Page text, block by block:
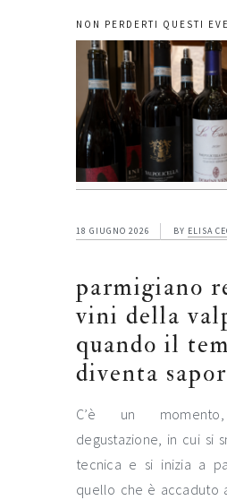
NON PERDERTI QUESTI
18 GIUGNO 2026 BY ELISA
parmigiano
vini della
quando il
diventa
C’è un
degustazione, in cui si
tecnica e si inizia a
quello che è accaduto